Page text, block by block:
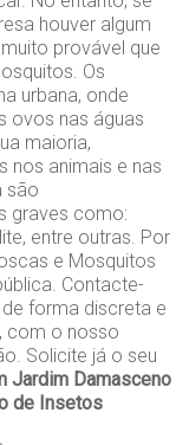
houver algum
provável que
Os
urbana, onde
ovos nas águas
maioria,
nos animais e nas
são
graves como:
entre outras. Por
e Mosquitos
Contacte-
forma discreta e
com o nosso
Solicite já o seu
Jardim Damasceno
de Insetos